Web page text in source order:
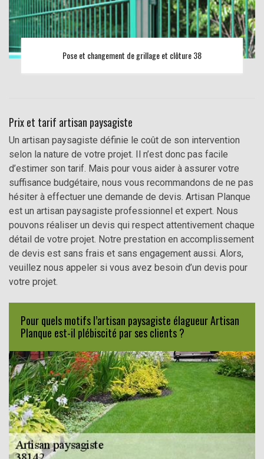
Pose et changement de grillage et clôture 38
Prix et tarif artisan paysagiste
Un artisan paysagiste définie le coût de son intervention
selon la nature de votre projet. Il n’est donc pas facile
d’estimer son tarif. Mais pour vous aider à assurer votre
suffisance budgétaire, nous vous recommandons de ne pas
hésiter à effectuer une demande de devis. Artisan Planque
est un artisan paysagiste professionnel et expert. Nous
pouvons réaliser un devis qui respect attentivement chaque
détail de votre projet. Notre prestation en accomplissement
de devis est sans frais et sans engagement aussi. Alors,
veuillez nous appeler si vous avez besoin d’un devis pour
votre projet.
Pour quels motifs l’artisan paysagiste élagueur Artisan
Planque est-il plébiscité par ses clients ?